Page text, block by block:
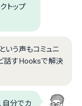
トップ
う声もコミュニ
話すHooksで解決
自分でカ